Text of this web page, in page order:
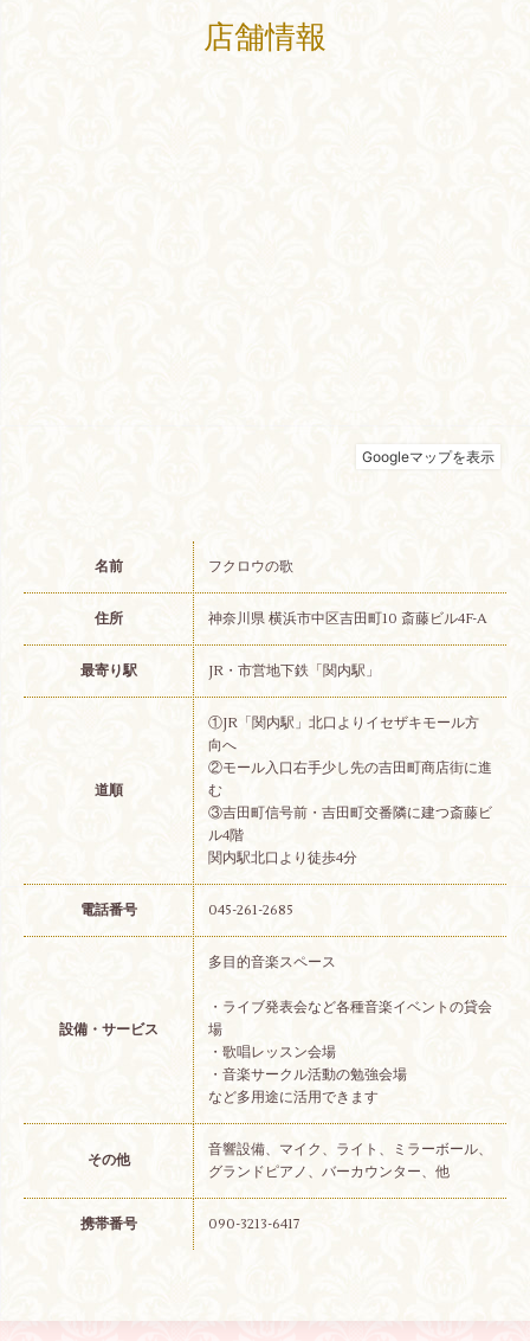
店舗情報
名前 フクロウの歌
住所 神奈川県 横浜市中区吉田町10 斎藤ビル4F-A
最寄り駅 JR・市営地下鉄「関内駅」
道順
①JR「関内駅」北口よりイセザキモール方
向へ
②モール入口右手少し先の吉田町商店街に進
む
③吉田町信号前・吉田町交番隣に建つ斎藤ビ
ル4階
関内駅北口より徒歩4分
電話番号 045-261-2685
設備・サービス
多目的音楽スペース
・ライブ発表会など各種音楽イベントの貸会
場
・歌唱レッスン会場
・音楽サークル活動の勉強会場
など多用途に活用できます
その他
音響設備、マイク、ライト、ミラーボール、
グランドピアノ、バーカウンター、他
携帯番号 090-3213-6417